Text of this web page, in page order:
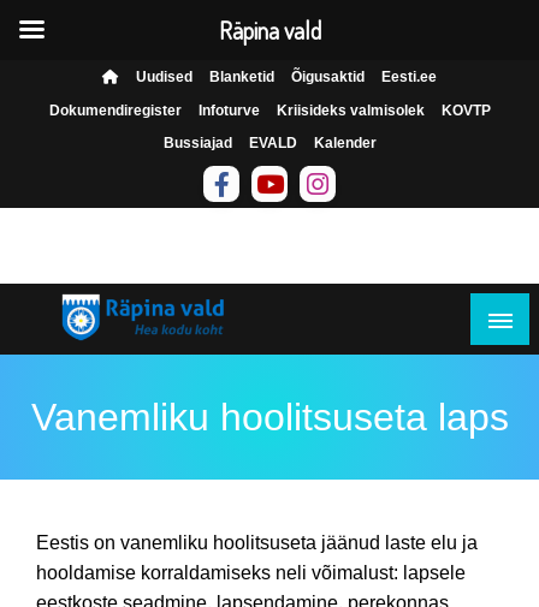
Uudised Blanketid Õigusaktid
Eesti.ee
Dokumendiregister
Infoturve Kriisideks valmisolek
KOVTP
Bussiajad
EVALD Kalender
Hea kodu koht
Vanemliku hoolitsuseta laps
Eestis on vanemliku hoolitsuseta jäänud laste elu ja
hooldamise korraldamiseks neli võimalust: lapsele
Räpina vald